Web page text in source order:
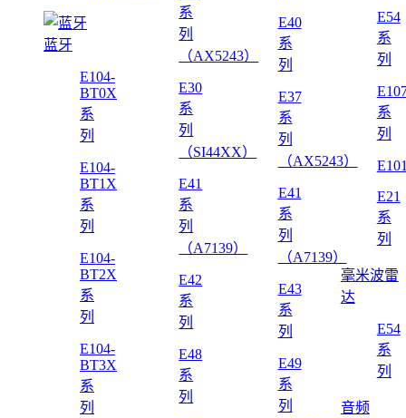
蓝牙
E104-
BT0X
系
列
E104-
BT1X
系
列
E104-
BT2X
系
列
E104-
BT3X
系
列
系
列
（AX5243）
E30
系
列
（SI44XX）
E41
系
列
（A7139）
E42
系
列
E48
系
列
E40
系
列
E37
系
列
（AX5243）
E41
系
列
（A7139）
E43
系
列
E49
系
列
E54
系
列
系
列
E21
系
列
毫米波雷
达
E54
系
列
音频